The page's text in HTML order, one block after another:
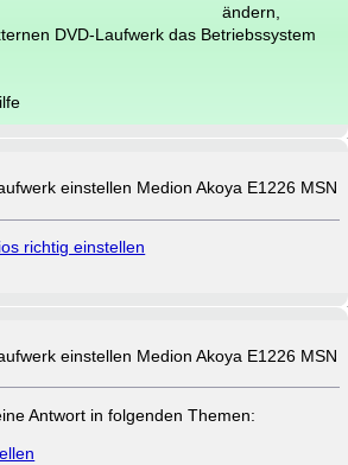
ändern,
DVD-Laufwerk das Betriebssystem
einstellen Medion Akoya E1226 MSN
richtig einstellen
einstellen Medion Akoya E1226 MSN
Antwort in folgenden Themen: